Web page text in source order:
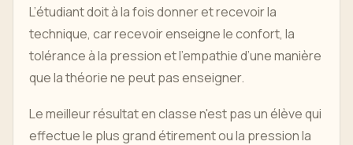
L’étudiant doit à la fois donner et recevoir la
technique, car recevoir enseigne le confort, la
tolérance à la pression et l’empathie d’une manière
que la théorie ne peut pas enseigner.
Le meilleur résultat en classe n'est pas un élève qui
effectue le plus grand étirement ou la pression la